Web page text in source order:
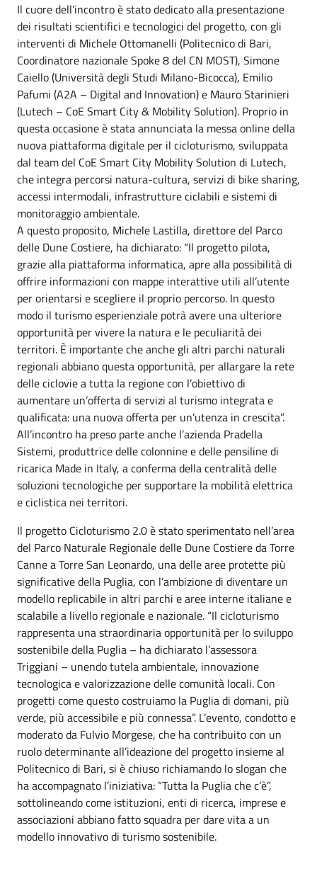
Il cuore dell’incontro è stato dedicato alla presentazione
dei risultati scientifici e tecnologici del progetto, con gli
interventi di Michele Ottomanelli (Politecnico di Bari,
Coordinatore nazionale Spoke 8 del CN MOST), Simone
Caiello (Università degli Studi Milano-Bicocca), Emilio
Pafumi (A2A – Digital and Innovation) e Mauro Starinieri
(Lutech – CoE Smart City & Mobility Solution). Proprio in
questa occasione è stata annunciata la messa online della
nuova piattaforma digitale per il cicloturismo, sviluppata
dal team del CoE Smart City Mobility Solution di Lutech,
che integra percorsi natura-cultura, servizi di bike sharing,
accessi intermodali, infrastrutture ciclabili e sistemi di
monitoraggio ambientale.
A questo proposito, Michele Lastilla, direttore del Parco
delle Dune Costiere, ha dichiarato: “Il progetto pilota,
grazie alla piattaforma informatica, apre alla possibilità di
offrire informazioni con mappe interattive utili all’utente
per orientarsi e scegliere il proprio percorso. In questo
modo il turismo esperienziale potrà avere una ulteriore
opportunità per vivere la natura e le peculiarità dei
territori. È importante che anche gli altri parchi naturali
regionali abbiano questa opportunità, per allargare la rete
delle ciclovie a tutta la regione con l’obiettivo di
aumentare un’offerta di servizi al turismo integrata e
qualificata: una nuova offerta per un’utenza in crescita”.
All’incontro ha preso parte anche l’azienda Pradella
Sistemi, produttrice delle colonnine e delle pensiline di
ricarica Made in Italy, a conferma della centralità delle
soluzioni tecnologiche per supportare la mobilità elettrica
e ciclistica nei territori.
Il progetto Cicloturismo 2.0 è stato sperimentato nell’area
del Parco Naturale Regionale delle Dune Costiere da Torre
Canne a Torre San Leonardo, una delle aree protette più
significative della Puglia, con l’ambizione di diventare un
modello replicabile in altri parchi e aree interne italiane e
scalabile a livello regionale e nazionale. “Il cicloturismo
rappresenta una straordinaria opportunità per lo sviluppo
sostenibile della Puglia – ha dichiarato l’assessora
Triggiani – unendo tutela ambientale, innovazione
tecnologica e valorizzazione delle comunità locali. Con
progetti come questo costruiamo la Puglia di domani, più
verde, più accessibile e più connessa”. L’evento, condotto e
moderato da Fulvio Morgese, che ha contribuito con un
ruolo determinante all’ideazione del progetto insieme al
Politecnico di Bari, si è chiuso richiamando lo slogan che
ha accompagnato l’iniziativa: “Tutta la Puglia che c’è”,
sottolineando come istituzioni, enti di ricerca, imprese e
associazioni abbiano fatto squadra per dare vita a un
modello innovativo di turismo sostenibile.